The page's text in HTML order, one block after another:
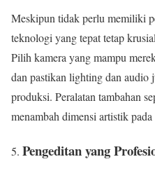
Meskipun tidak perlu memiliki
teknologi yang tepat tetap
Pilih kamera yang mampu
dan pastikan lighting dan audio
produksi. Peralatan tambahan
menambah dimensi artistik
Pengeditan yang